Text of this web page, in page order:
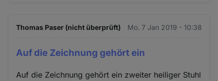
Thomas Paser (nicht überprüft) Mo. 7 Jan 2019 - 10:38
Auf die Zeichnung gehört ein
Auf die Zeichnung gehört ein zweiter heiliger Stuhl